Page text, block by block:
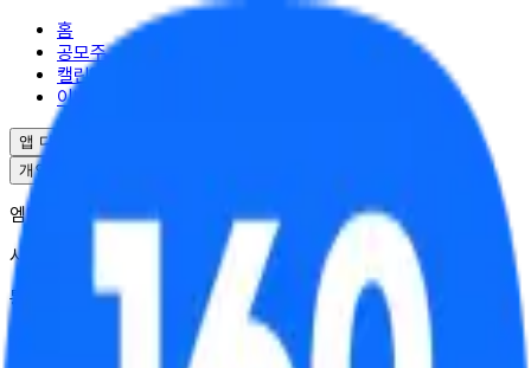
홈
공모주
캘린더
이벤트
앱 다운로드
개인정보처리방침
엠엘투자자문(주) | 대표 윤도선
사업자등록번호 : 341-88-02703
통신판매업 : 2025-서울강남-04995
서울특별시 강남구 역삼로17길 10